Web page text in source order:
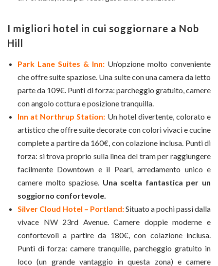
I migliori hotel in cui soggiornare a Nob
Hill
Park Lane Suites & Inn: Un’opzione molto conveniente
che offre suite spaziose. Una suite con una camera da letto
parte da 109€. Punti di forza: parcheggio gratuito, camere
con angolo cottura e posizione tranquilla.
Inn at Northrup Station: Un hotel divertente, colorato e
artistico che offre suite decorate con colori vivaci e cucine
complete a partire da 160€, con colazione inclusa. Punti di
forza: si trova proprio sulla linea del tram per raggiungere
facilmente Downtown e il Pearl, arredamento unico e
camere molto spaziose. Una scelta fantastica per un
soggiorno confortevole.
Silver Cloud Hotel – Portland:Situato a pochi passi dalla
vivace NW 23rd Avenue. Camere doppie moderne e
confortevoli a partire da 180€, con colazione inclusa.
Punti di forza: camere tranquille, parcheggio gratuito in
loco (un grande vantaggio in questa zona) e camere